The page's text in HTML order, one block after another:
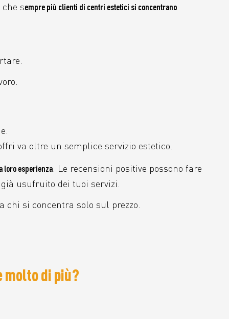
sempre più clienti di centri estetici si concentrano
va oltre un semplice servizio estetico.
loro esperienza
. Le recensioni positive possono fare
usufruito dei tuoi servizi.
chi si concentra solo sul prezzo.
molto di più?